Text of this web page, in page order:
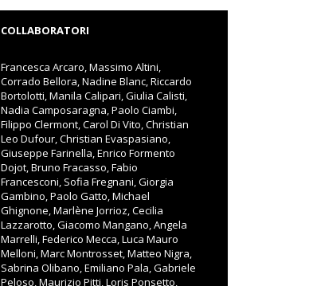
COLLABORATORI
Francesca Arcaro, Massimo Altini,
Corrado Bellora, Nadine Blanc, Riccardo
Bortolotti, Manila Calipari, Giulia Calisti,
Nadia Camposaragna, Paolo Ciambi,
Filippo Clermont, Carol Di Vito, Christian
Leo Dufour, Christian Evaspasiano,
Giuseppe Farinella, Enrico Formento
Dojot, Bruno Fracasso, Fabio
Francesconi, Sofia Fregnani, Giorgia
Gambino, Paolo Gatto, Michael
Ghignone, Marlène Jorrioz, Cecilia
Lazzarotto, Giacomo Mangano, Angela
Marrelli, Federico Mecca, Luca Mauro
Melloni, Marc Montrosset, Matteo Nigra,
Sabrina Olibano, Emiliano Pala, Gabriele
Peloso, Maurizio Pitti, Loris Ponsetto,